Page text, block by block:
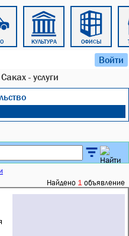
КУЛЬТУРА ОФИСЫ
Войти
- услуги
Найдено 1 объявление